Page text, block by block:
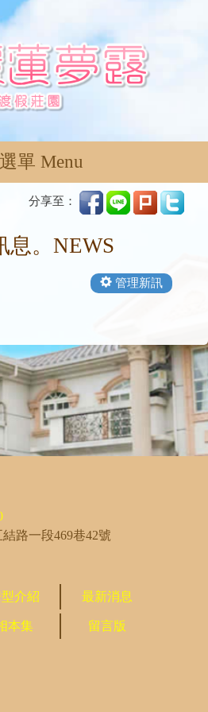
選單 Menu
分享至：
息。NEWS
管理新訊
路一段469巷42號
型介紹 最新消息
本集 留言版